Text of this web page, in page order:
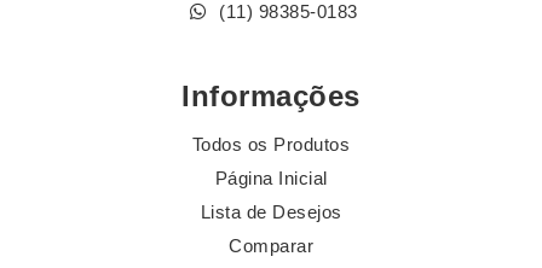
(11) 98385-0183
Informações
Todos os Produtos
Página Inicial
Lista de Desejos
Comparar